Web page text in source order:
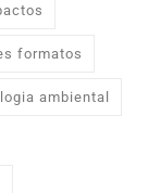
formatos
ambiental